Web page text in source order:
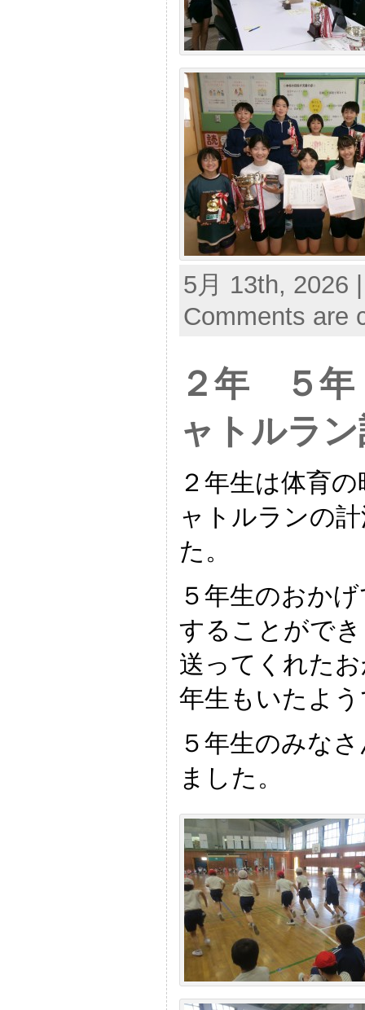
5月 13th, 2026
Comments are
２年 ５
ャトルラ
２年生は体育
ャトルランの
た。
５年生のおか
することがで
送ってくれた
年生もいたよ
５年生のみな
ました。